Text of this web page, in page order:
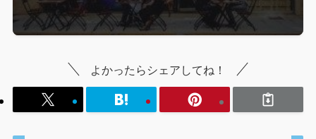
よかったらシェアしてね！